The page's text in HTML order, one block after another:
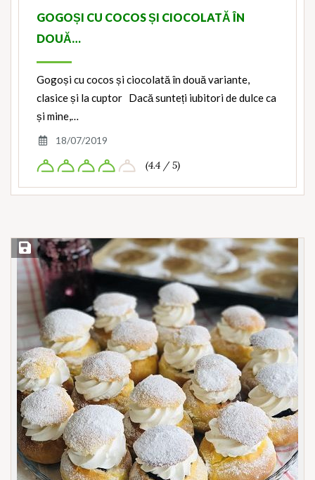
GOGOȘI CU COCOS ȘI CIOCOLATĂ ÎN
DOUĂ…
Gogoși cu cocos și ciocolată în două variante,
clasice și la cuptor Dacă sunteți iubitori de dulce ca
și mine,…
18/07/2019
(4.4 / 5)
Save Recipe